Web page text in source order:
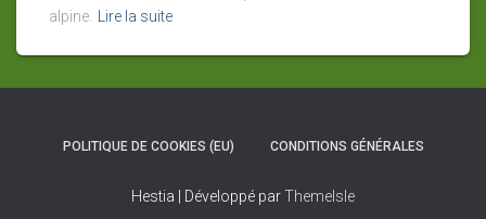
alpine. Lire la suite
POLITIQUE DE COOKIES (EU) CONDITIONS GÉNÉRALES
Hestia | Développé parThemeIsle